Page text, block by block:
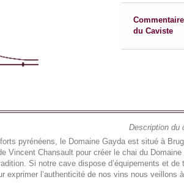
Commentaire
du Caviste
Description du
pyrénéens, le Domaine Gayda est situé à
Vincent Chansault pour créer le chai du
Si notre cave dispose d’équipements et
exprimer l’authenticité de nos vins nous veillons